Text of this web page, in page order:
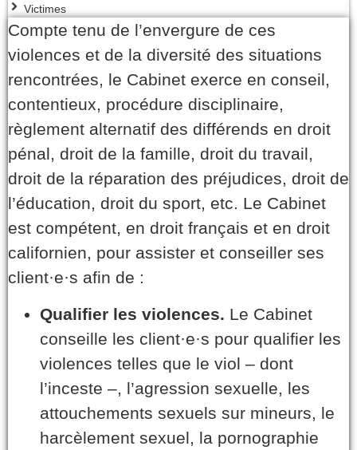
Victimes
Compte tenu de l’envergure de ces
violences et de la diversité des situations
rencontrées, le Cabinet exerce en conseil,
contentieux, procédure disciplinaire,
règlement alternatif des différends en droit
pénal, droit de la famille, droit du travail,
droit de la réparation des préjudices, droit de
l’éducation, droit du sport, etc. Le Cabinet
est compétent, en droit français et en droit
californien, pour assister et conseiller ses
client·e·s afin de :
Qualifier les violences. Le Cabinet
conseille les client·e·s pour qualifier les
violences telles que le viol – dont
l’inceste –, l’agression sexuelle, les
attouchements sexuels sur mineurs, le
harcèlement sexuel, la pornographie